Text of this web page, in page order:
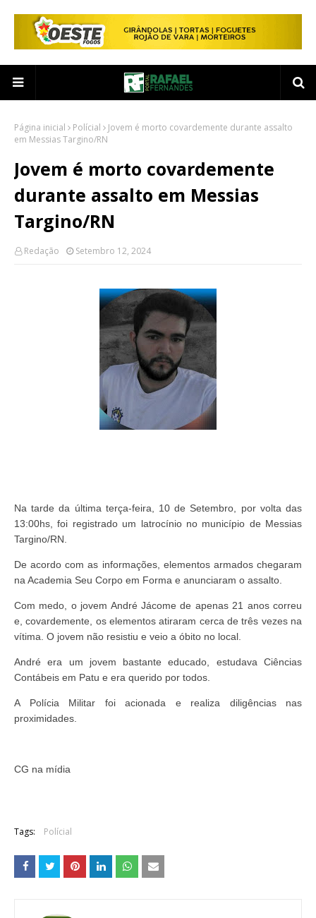
Página inicial Polícial
Jovem é morto covardemente durante assalto
em Messias Targino/RN
Jovem é morto covardemente
durante assalto em Messias
Targino/RN
Redação Setembro 12, 2024
Na tarde da última terça-feira, 10 de Setembro, por volta das
13:00hs, foi registrado um latrocínio no município de Messias
Targino/RN.
De acordo com as informações, elementos armados chegaram
na Academia Seu Corpo em Forma e anunciaram o assalto.
Com medo, o jovem André Jácome de apenas 21 anos correu
e, covardemente, os elementos atiraram cerca de três vezes na
vítima. O jovem não resistiu e veio a óbito no local.
André era um jovem bastante educado, estudava Ciências
Contábeis em Patu e era querido por todos.
A Polícia Militar foi acionada e realiza diligências nas
proximidades.
CG na mídia
Tags: Polícial